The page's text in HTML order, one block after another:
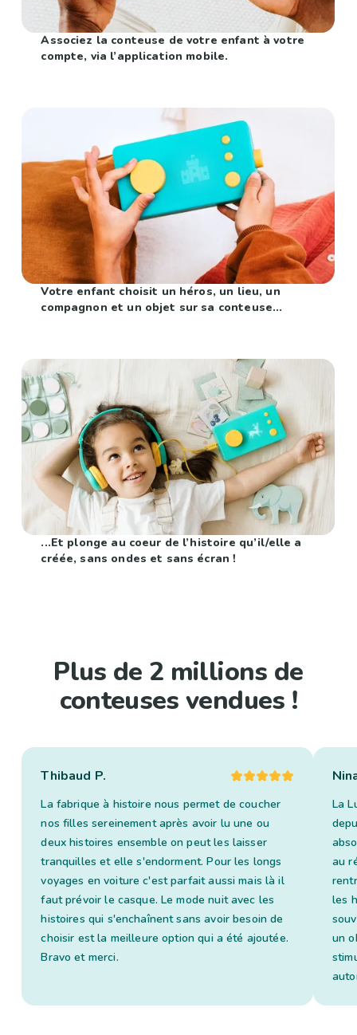
Associez la conteuse de votre enfant à votre
compte, via l’application mobile.
Votre enfant choisit un héros, un lieu, un
compagnon et un objet sur sa conteuse...
...Et plonge au coeur de l’histoire qu’il/elle a
créée, sans ondes et sans écran !
Plus de 2 millions de
conteuses vendues !
Thibaud P.
La fabrique à histoire nous permet de coucher
nos filles sereinement après avoir lu une ou
deux histoires ensemble on peut les laisser
tranquilles et elle s'endorment. Pour les longs
voyages en voiture c'est parfait aussi mais là il
faut prévoir le casque. Le mode nuit avec les
histoires qui s'enchaînent sans avoir besoin de
choisir est la meilleure option qui a été ajoutée.
Bravo et merci.
La
au
les
un